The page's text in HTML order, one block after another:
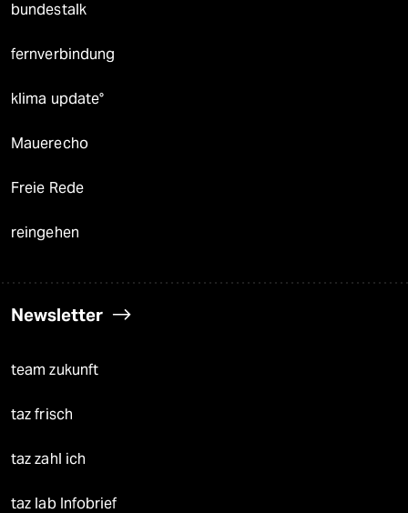
bundestalk
fernverbindung
klima update°
Mauerecho
Freie Rede
reingehen
Newsletter
team zukunft
taz frisch
taz zahl ich
taz lab Infobrief